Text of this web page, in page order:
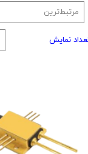
مرتبط‌ترین
نمایش